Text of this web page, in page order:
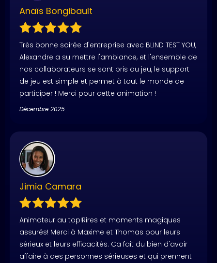
Jimia Camara
Animateur au top!Rires et moments magiques
assurés! Merci à Maxime et Thomas pour leurs
sérieux et leurs efficacités. Ca fait du bien d'avoir
affaire à des personnes sérieuses et qui prennent
Anaïs Bongibault
Très bonne soirée d'entreprise avec BLIND TEST YOU,
Alexandre a su mettre l'ambiance, et l'ensemble de
nos collaborateurs se sont pris au jeu, le support
de jeu est simple et permet à tout le monde de
participer ! Merci pour cette animation !
Décembre 2025